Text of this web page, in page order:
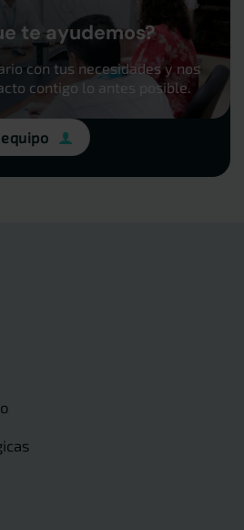
te ayudemos?
con tus necesidades y nos
contigo lo antes posible.